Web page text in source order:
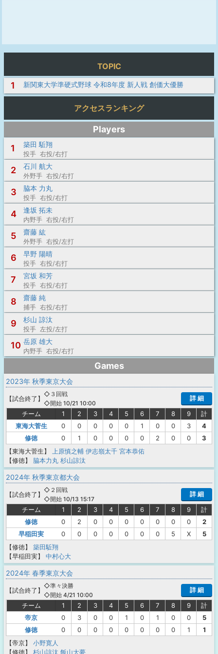
TOPIC
1 新関東大学準硬式野球 令和8年度 新人戦 創価大優勝
アクセスランキング
Players
1
築田 駈翔
投手 右投/右打
2 石川 航大
外野手 右投/右打
3 脇本 力丸
投手 右投/右打
4 逢坂 拓未
内野手 右投/右打
5 齋藤 紘
外野手 右投/左打
6 早野 陽晴
投手 右投/右打
7 宮坂 和芳
投手 右投/右打
8 齋藤 純
捕手 右投/右打
9 杉山 諒汰
投手 左投/左打
10 岳原 雄大
内野手 右投/右打
Games
2023年 秋季東京大会
【試合終了 】
◇３回戦
◇開始 10/21 10:00
詳 細
チーム 1 2 3 4 5 6 7 8 9
計
東海大菅生
0 0 0 0 0 1 0 0 3
4
修徳
0 1 0 0 0 0 2 0 0
3
【東海大菅生】
上原慎之輔 伊志嶺太千 宮本恭佑
【修徳】
脇本力丸 杉山諒汰
2024年 秋季東京都大会
【試合終了 】
◇２回戦
◇開始 10/13 15:17
詳 細
チーム 1 2 3 4 5 6 7 8 9
計
修徳
0 2 0 0 0 0 0 0 0
2
早稲田実
0 0 0 0 0 0 0 5 X
5
【修徳】
築田駈翔
【早稲田実】
中村心大
2024年 春季東京大会
【試合終了 】
◇準々決勝
◇開始 4/21 10:00
詳 細
チーム 1 2 3 4 5 6 7 8 9
計
帝京
0 3 0 0 1 0 1 0 0
5
修徳
0 0 0 0 0 0 0 0 1
1
【帝京】
小野寛人
【修徳】
杉山諒汰 飯山大夢